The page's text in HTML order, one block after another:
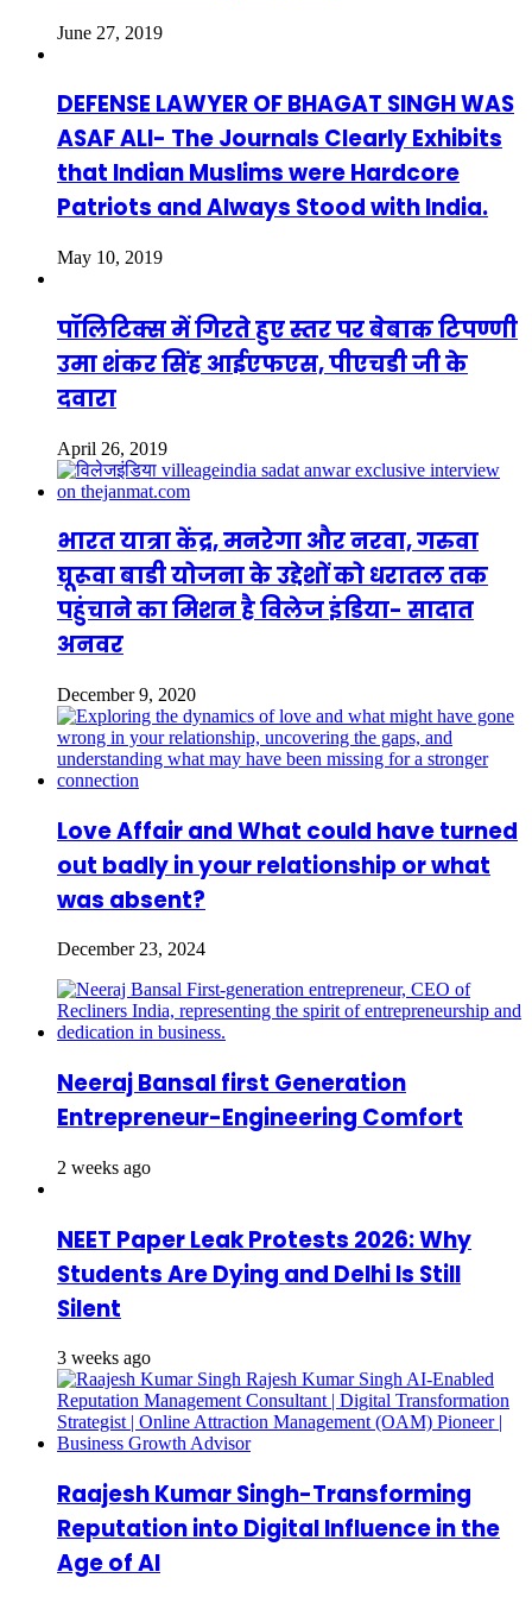
June 27, 2019
DEFENSE LAWYER OF BHAGAT SINGH WAS
ASAF ALI- The Journals Clearly Exhibits
that Indian Muslims were Hardcore
Patriots and Always Stood with India.
May 10, 2019
पॉलिटिक्स में गिरते हुए स्तर पर बेबाक टिपण्णी
उमा शंकर सिंह आईएफएस, पीएचडी जी के
दवारा
April 26, 2019
भारत यात्रा केंद्र, मनरेगा और नरवा, गरुवा
घूरूवा बाडी योजना के उद्देशों को धरातल तक
पहुंचाने का मिशन है विलेज इंडिया- सादात
अनवर
December 9, 2020
Love Affair and What could have turned
out badly in your relationship or what
was absent?
December 23, 2024
Neeraj Bansal first Generation
Entrepreneur-Engineering Comfort
2 weeks ago
NEET Paper Leak Protests 2026: Why
Students Are Dying and Delhi Is Still
Silent
3 weeks ago
Raajesh Kumar Singh-Transforming
Reputation into Digital Influence in the
Age of AI